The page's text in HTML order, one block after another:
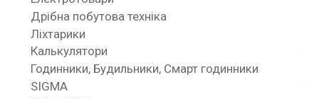
Дрібна побутова техніка
Ліхтарики
Калькулятори
Годинники, Будильники, Смарт годинники
SIGMA